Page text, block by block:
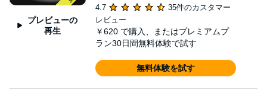
プレビューの
再生
4.7
35件のカスタマー
レビュー
￥620 で購入、またはプレミアムプ
ラン30日間無料体験で試す
無料体験を試す